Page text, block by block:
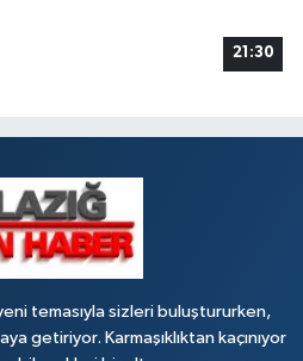
21:30
temasıyla sizleri buluştururken,
getiriyor. Karmaşıklıktan kaçınıyor